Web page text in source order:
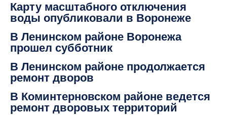
Карту масштабного отключения
воды опубликовали в Воронеже
В Ленинском районе Воронежа
прошел субботник
В Ленинском районе продолжается
ремонт дворов
В Коминтерновском районе ведется
ремонт дворовых территорий